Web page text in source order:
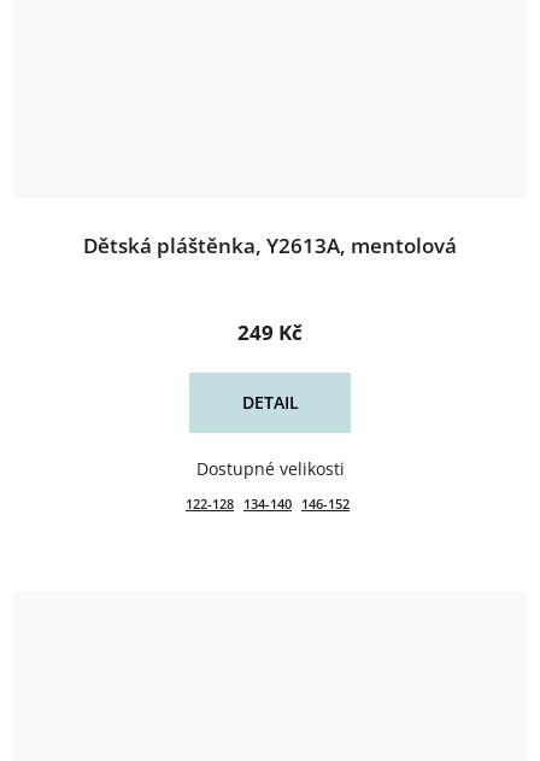
Dětská pláštěnka, Y2613A, mentolová
249 Kč
DETAIL
122-128 134-140 146-152